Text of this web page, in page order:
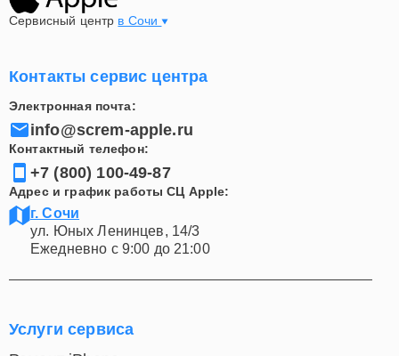
Сервисный центр в Сочи
Контакты сервис центра
Электронная почта:
info@screm-apple.ru
Контактный телефон:
+7 (800) 100-49-87
Адрес и график работы СЦ Apple:
г. Сочи
ул. Юных Ленинцев, 14/3
Ежедневно с 9:00 до 21:00
Услуги сервиса